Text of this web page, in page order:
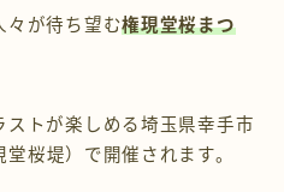
々が待ち望む権現堂桜まつ
トが楽しめる埼玉県幸手市
堂桜堤）で開催されます。